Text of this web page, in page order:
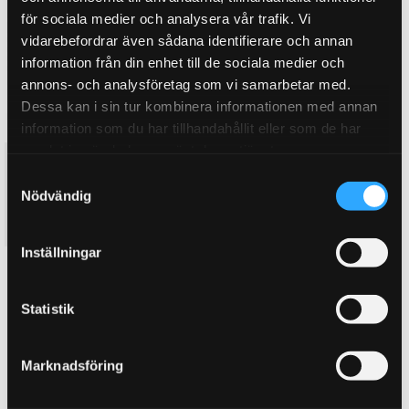
för sociala medier och analysera vår trafik. Vi
vidarebefordrar även sådana identifierare och annan
information från din enhet till de sociala medier och
annons- och analysföretag som vi samarbetar med.
Dessa kan i sin tur kombinera informationen med annan
information som du har tillhandahållit eller som de har
Nödvändig
Inställningar
Statistik
Marknadsföring
Insprutsmotor, VTEC Insprutsmotor, Samtliga
KÖP